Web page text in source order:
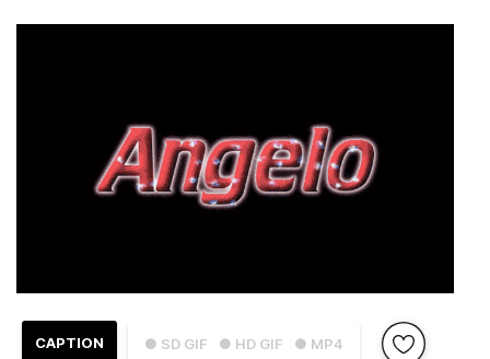
● SD GIF ● HD GIF ● MP4
CAPTION